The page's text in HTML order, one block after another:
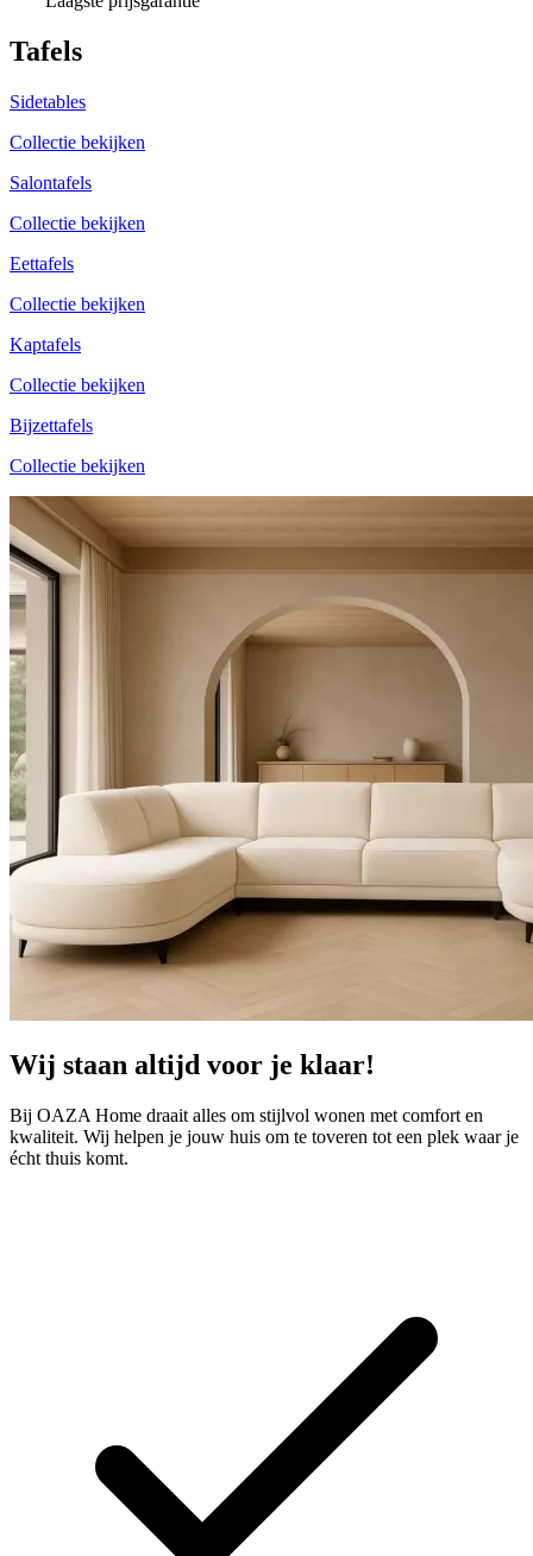
Tafels
Sidetables
Collectie bekijken
Salontafels
Collectie bekijken
Eettafels
Collectie bekijken
Kaptafels
Collectie bekijken
Bijzettafels
Collectie bekijken
Wij staan altijd voor je klaar!
Bij OAZA Home draait alles om stijlvol wonen met comfort en
kwaliteit. Wij helpen je jouw huis om te toveren tot een plek waar je
écht thuis komt.